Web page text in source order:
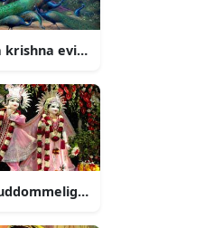
krishna
krishna evig kaerlighed
omfavnelse af